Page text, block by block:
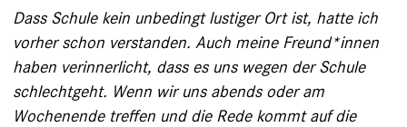
Dass Schule kein unbedingt lustiger Ort ist, hatte ich
vorher schon verstanden. Auch meine Freund*innen
haben verinnerlicht, dass es uns wegen der Schule
schlechtgeht. Wenn wir uns abends oder am
Wochenende treffen und die Rede kommt auf die